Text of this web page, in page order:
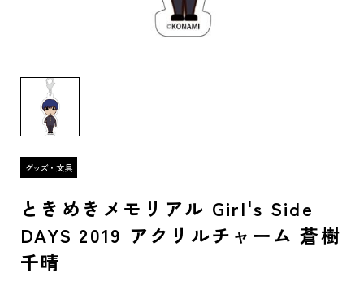
ときめきメモリアル Girl's Side
DAYS 2019 アクリルチャーム 蒼樹
千晴